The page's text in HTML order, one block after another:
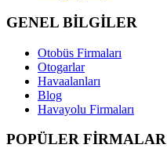
GENEL BİLGİLER
Otobüs Firmaları
Otogarlar
Havaalanları
Blog
Havayolu Firmaları
POPÜLER FİRMALAR